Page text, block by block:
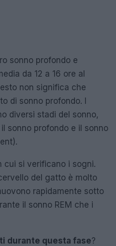
sonno profondo e
da 12 a 16 ore al
non significa che
di sonno profondo. I
diversi stadi del sonno,
sonno profondo e il sonno
cui si verificano i sogni.
del gatto è molto
rapidamente sotto
il sonno REM che i
durante questa fase?